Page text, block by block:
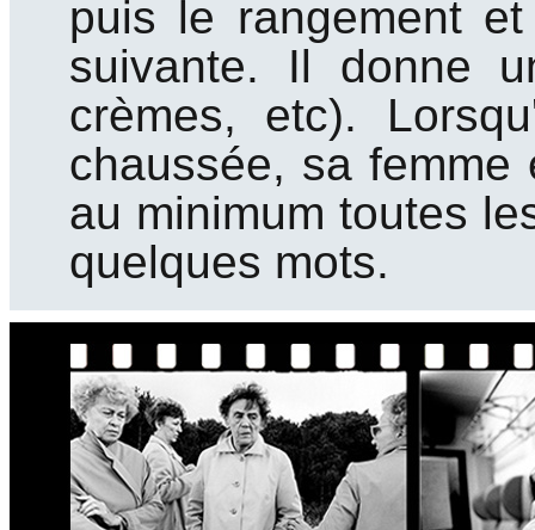
puis le rangement
suivante. Il donne
crèmes, etc).
chaussée, sa
au minimum toutes
quelques mots.